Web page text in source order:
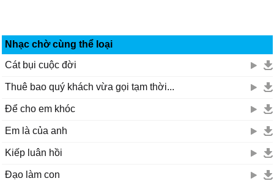
Nhạc chờ cùng thể loại
Cát bụi cuộc đời
Thuê bao quý khách vừa gọi tạm thời...
Để cho em khóc
Em là của anh
Kiếp luân hồi
Đạo làm con